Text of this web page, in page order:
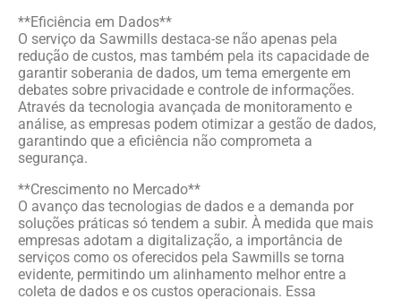
**Eficiência em Dados**
O serviço da Sawmills destaca-se não apenas pela
redução de custos, mas também pela its capacidade de
garantir soberania de dados, um tema emergente em
debates sobre privacidade e controle de informações.
Através da tecnologia avançada de monitoramento e
análise, as empresas podem otimizar a gestão de dados,
garantindo que a eficiência não comprometa a
segurança.
**Crescimento no Mercado**
O avanço das tecnologias de dados e a demanda por
soluções práticas só tendem a subir. À medida que mais
empresas adotam a digitalização, a importância de
serviços como os oferecidos pela Sawmills se torna
evidente, permitindo um alinhamento melhor entre a
coleta de dados e os custos operacionais. Essa